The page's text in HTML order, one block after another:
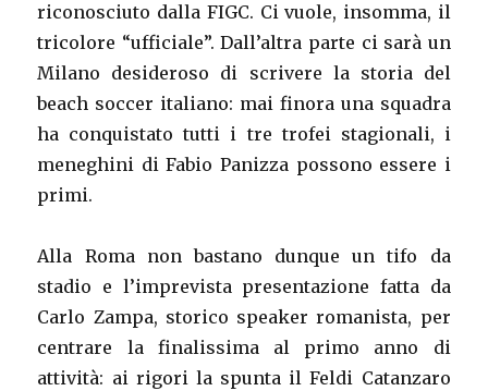
riconosciuto dalla FIGC. Ci vuole, insomma, il
tricolore “ufficiale”. Dall’altra parte ci sarà un
Milano desideroso di scrivere la storia del
beach soccer italiano: mai finora una squadra
ha conquistato tutti i tre trofei stagionali, i
meneghini di Fabio Panizza possono essere i
primi.
Alla Roma non bastano dunque un tifo da
stadio e l’imprevista presentazione fatta da
Carlo Zampa, storico speaker romanista, per
centrare la finalissima al primo anno di
attività: ai rigori la spunta il Feldi Catanzaro